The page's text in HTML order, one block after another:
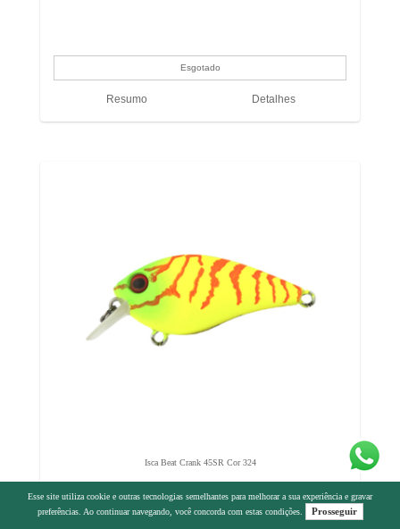
Esse site utiliza cookie e outras tecnologias semelhantes para melhorar a sua experiência e gravar
preferências. Ao continuar navegando, você concorda com estas condições.
Prosseguir
Resumo Detalhes
Isca Beat Crank 45SR Cor 324
R$28,03